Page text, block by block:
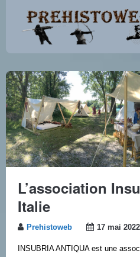
L’association
Italie
Prehistoweb 17 mai 2022
INSUBRIA ANTIQUA est une